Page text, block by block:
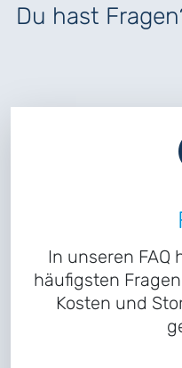
Du hast
In unseren FAQ
häufigsten
Kosten und